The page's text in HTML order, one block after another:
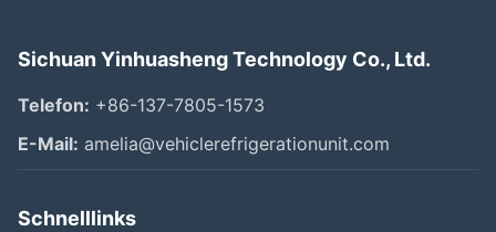
Sichuan Yinhuasheng Technology Co., Ltd.
Telefon: +86-137-7805-1573
E-Mail: amelia@vehiclerefrigerationunit.com
Schnelllinks